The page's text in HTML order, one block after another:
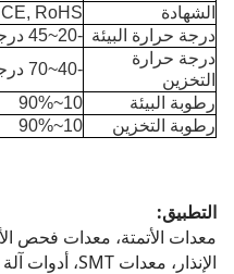
الشهادة
CE, RoHS
درجة حرارة البيئة -20~45 درجة مئوية
درجة حرارة
التخزين
-40~70 درجة مئوية
رطوبة البيئة
10~90%
رطوبة التخزين
10~90%
التطبيق: